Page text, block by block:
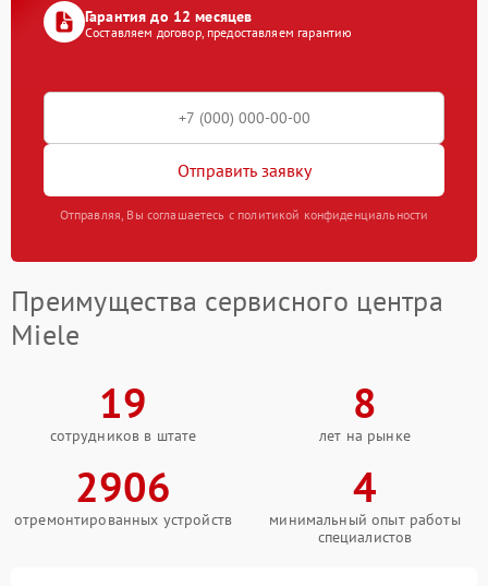
Гарантия до 12 месяцев
Составляем договор, предоставляем гарантию
Отправить заявку
Отправляя, Вы соглашаетесь с политикой конфиденциальности
Преимущества сервисного центра
Miele
19
сотрудников в штате
8
лет на рынке
2906
отремонтированных устройств
4
минимальный опыт работы
специалистов